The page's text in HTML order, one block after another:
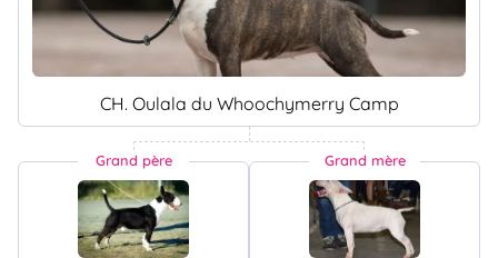
CH. Oulala du Whoochymerry Camp
Grand père Grand mère